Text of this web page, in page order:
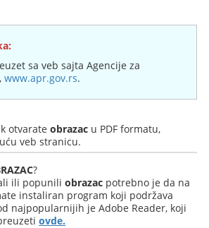
sa veb sajta Agencije za
www.apr.gov.rs.
otvarateobrazac u PDF formatu,
veb stranicu.
?
ili popuniliobrazac potrebno je da na
instaliran program koji podržava
najpopularnijih je Adobe Reader, koji
ovde.